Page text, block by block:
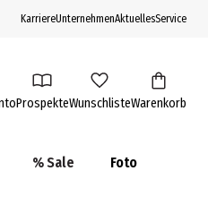
KarriereUnternehmenAktuellesService
ProspekteWunschlisteWarenkorb
% Sale Foto